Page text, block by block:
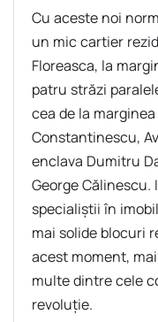
Cu aceste noi
un mic cartier
Floreasca, la
patru străzi
cea de la
Constantinescu,
enclava Dumitru
George
specialiștii în
mai solide blocuri
acest moment,
multe dintre cele
revoluție.